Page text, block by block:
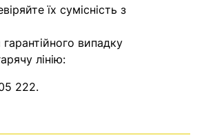
їх сумісність з
випадку
лінію:
222.